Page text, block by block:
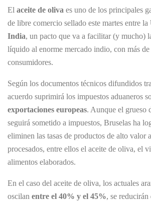
El aceite de oliva es uno de los principales
de libre comercio sellado este martes entre la
India, un pacto que va a facilitar (y mucho)
líquido al enorme mercado indio, con más
consumidores.
Según los documentos técnicos difundidos
acuerdo suprimirá los impuestos aduaneros
exportaciones europeas. Aunque el grueso
seguirá sometido a impuestos, Bruselas ha
eliminen las tasas de productos de alto valor
procesados, entre ellos el aceite de oliva, el
alimentos elaborados.
En el caso del aceite de oliva, los actuales
oscilan entre el 40% y el 45%, se